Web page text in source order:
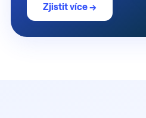
Zjistit více →